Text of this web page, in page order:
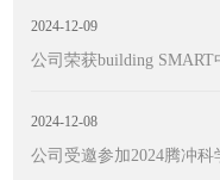
2024-12-09
公司荣获building SMART
2024-12-08
公司受邀参加2024腾冲科